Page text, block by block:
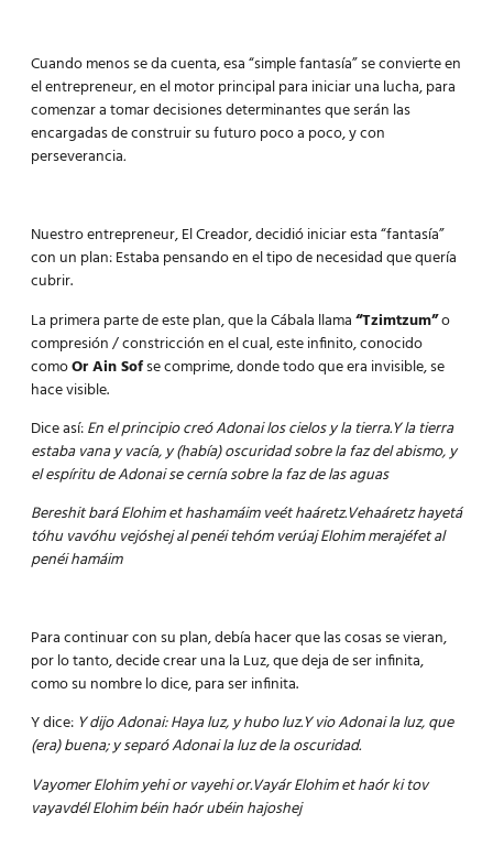
Cuando menos se da cuenta, esa “simple fantasía” se convierte en
el entrepreneur, en el motor principal para iniciar una lucha, para
comenzar a tomar decisiones determinantes que serán las
encargadas de construir su futuro poco a poco, y con
perseverancia.
Nuestro entrepreneur, El Creador, decidió iniciar esta “fantasía”
con un plan: Estaba pensando en el tipo de necesidad que quería
cubrir.
La primera parte de este plan, que la Cábala llama“Tzimtzum”o
compresión / constricción en el cual, este infinito, conocido
comoOr Ain Sofse comprime, donde todo que era invisible, se
hace visible.
Dice así:En el principio creó Adonai los cielos y la tierra.Y la tierra
estaba vana y vacía, y (había) oscuridad sobre la faz del abismo, y
el espíritu de Adonai se cernía sobre la faz de las aguas
Bereshit bará Elohim et hashamáim veét haáretz.Vehaáretz hayetá
tóhu vavóhu vejóshej al penéi tehóm verúaj Elohim merajéfet al
penéi hamáim
Para continuar con su plan, debía hacer que las cosas se vieran,
por lo tanto, decide crear una la Luz, que deja de ser infinita,
como su nombre lo dice, para ser infinita.
Y dice: Y dijo Adonai: Haya luz, y hubo luz.Y vio Adonai la luz, que
(era) buena; y separó Adonai la luz de la oscuridad.
Vayomer Elohim yehi or vayehi or.Vayár Elohim et haór ki tov
vayavdél Elohim béin haór ubéin hajoshej